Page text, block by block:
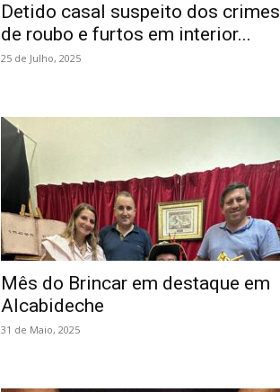
Detido casal suspeito dos crimes
de roubo e furtos em interior...
25 de Julho, 2025
Mês do Brincar em destaque em
Alcabideche
31 de Maio, 2025